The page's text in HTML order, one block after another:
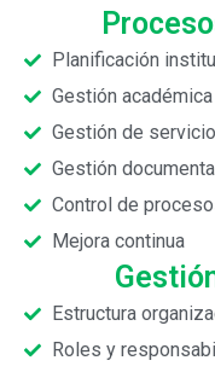
Planificación
Gestión
Gestión de
Gestión
Control de
Mejora continua
Estructura
Roles y